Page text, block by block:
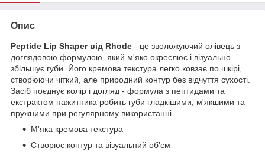
Опис
Peptide Lip Shaper від Rhode - це зволожуючий олівець з
доглядовою формулою, який м'яко окреслює і візуально
збільшує губи. Його кремова текстура легко ковзає по шкірі,
створюючи чіткий, але природний контур без відчуття сухості.
Засіб поєднує колір і догляд - формула з пептидами та
екстрактом пажитника робить губи гладкішими, м'якшими та
пружними при регулярному використанні.
М'яка кремова текстура
Створює контур та візуальний обʼєм